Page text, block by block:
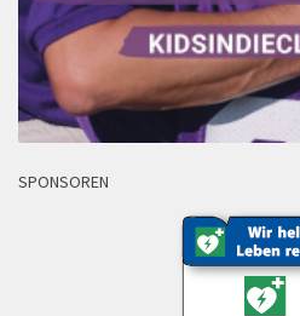
SPONSOREN